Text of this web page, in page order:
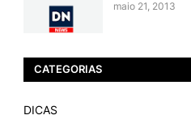
maio 21, 2013
CATEGORIAS
DICAS